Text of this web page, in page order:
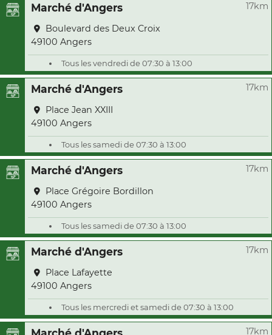
Marché d'Angers 17km
Boulevard des Deux Croix
49100 Angers
Tous les vendredi de 07:30 à 13:00
Marché d'Angers 17km
Place Jean XXIII
49100 Angers
Tous les samedi de 07:30 à 13:00
Marché d'Angers 17km
Place Grégoire Bordillon
49100 Angers
Tous les samedi de 07:30 à 13:00
Marché d'Angers 17km
Place Lafayette
49100 Angers
Tous les mercredi et samedi de 07:30 à 13:00
17km